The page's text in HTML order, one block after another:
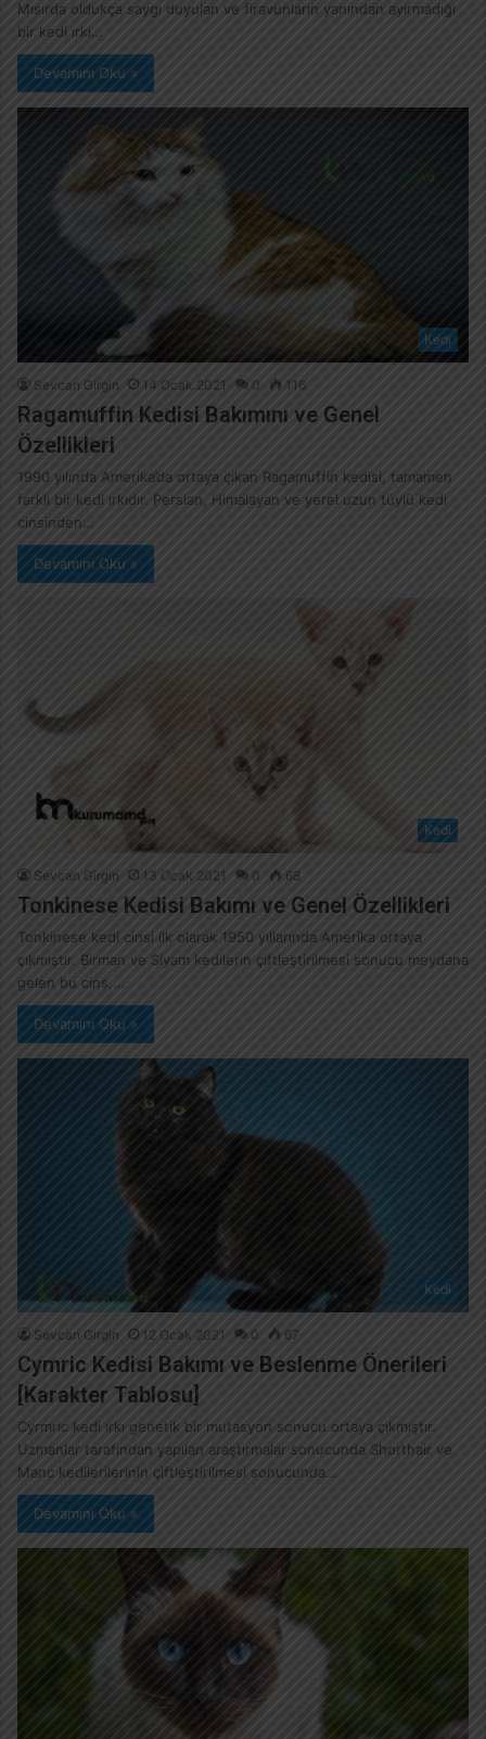
Mısırda oldukça saygı duyulan ve firavunların yanından ayırmadığı
bir kedi ırkı…
Devamını Oku »
Kedi
Sevcan Girgin 14 Ocak 2021 0 116
Ragamuffin Kedisi Bakımını ve Genel
Özellikleri
1990 yılında Amerika’da ortaya çıkan Ragamuffin kedisi, tamamen
farklı bir kedi ırkıdır. Persian, Himalayan ve yerel uzun tüylü kedi
cinsinden…
Devamını Oku »
Kedi
Sevcan Girgin 13 Ocak 2021 0 68
Tonkinese Kedisi Bakımı ve Genel Özellikleri
Tonkinese kedi cinsi ilk olarak 1950 yıllarında Amerika ortaya
çıkmıştır. Birman ve Siyam kedilerin çiftleştirilmesi sonucu meydana
gelen bu cins,…
Devamını Oku »
Kedi
Sevcan Girgin 12 Ocak 2021 0 67
Cymric Kedisi Bakımı ve Beslenme Önerileri
[Karakter Tablosu]
Cyrmric kedi ırkı genetik bir mutasyon sonucu ortaya çıkmıştır.
Uzmanlar tarafından yapılan araştırmalar sonucunda Shorthair ve
Manc kedilerilerinin çiftleştirilmesi sonucunda…
Devamını Oku »